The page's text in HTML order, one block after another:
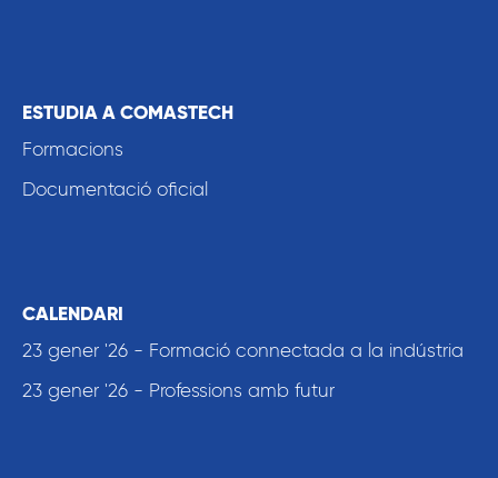
ESTUDIA A COMASTECH
Formacions
Documentació oficial
CALENDARI
23 gener '26 - Formació connectada a la indústria
23 gener '26 - Professions amb futur